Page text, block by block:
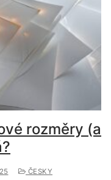
rozměry (a
ČESKY